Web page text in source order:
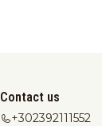
Contact us
+302392111552